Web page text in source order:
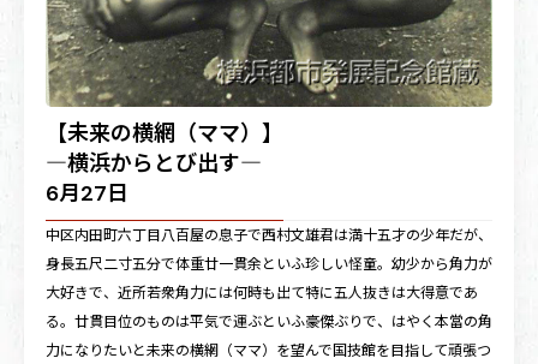
【未来の横網（ママ）】
―横浜からとび出す―
6月27日
中区内田町六丁目八百屋の息子で西村文雄君は満十五才の少年だが、
身長五尺二寸五分で体重廿一貫余といふ珍しい怪童。幼少から角力が
大好きで、近所若衆角力には何時も出て特に五人抜きは大得意であ
る。廿貫目位のものは平気で運ぶといふ豪傑ぶりで、はやく本當の角
力になりたいと未来の横網（ママ）を望んで国技館を目指して頑張つ